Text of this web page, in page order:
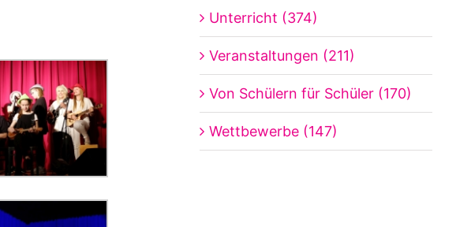
Unterricht (374)
Veranstaltungen (211)
Von Schülern für Schüler (170)
Wettbewerbe (147)